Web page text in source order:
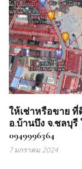
ให้เช่าหรือขาย ที่
อ.บ้านบึง จ.ชลบุ
0949996364
7 มกราคม 2024